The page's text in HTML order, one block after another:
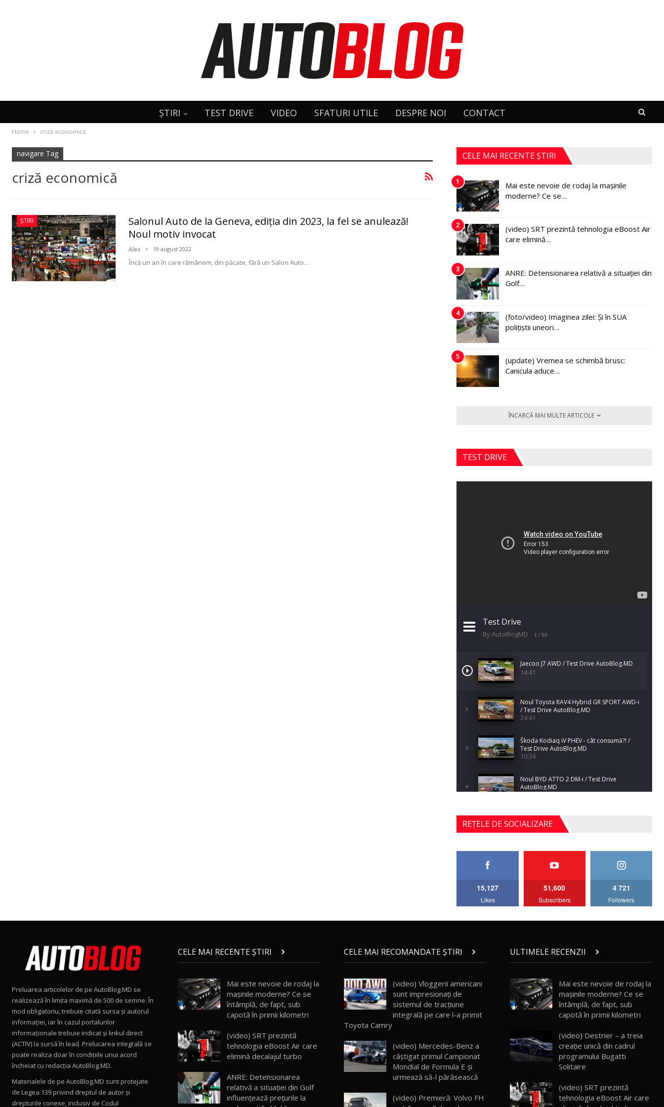
ȘTIRI TEST DRIVE VIDEO SFATURI UTILE DESPRE NOI CONTACT
Home criză economică
navigare Tag
criză economică
ȘTIRI
Salonul Auto de la Geneva, ediţia din 2023, la fel se anulează!
Noul motiv invocat
Alex 19 august 2022
Încă un an în care rămânem, din păcate, fără un Salon Auto…
CELE MAI RECENTE ȘTIRI
1
Mai este nevoie de rodaj la mașinile
moderne? Ce se…
2
(video) SRT prezintă tehnologia eBoost Air
care elimină…
3
ANRE: Detensionarea relativă a situației din
Golf…
4
(foto/video) Imaginea zilei: Și în SUA
polițiștii uneori…
5
(update) Vremea se schimbă brusc:
Canicula aduce…
ÎNCARCĂ MAI MULTE ARTICOLE
TEST DRIVE
Test Drive
By AutoBlogMD 1 / 50
Jaecoo J7 AWD / Test Drive AutoBlog.MD
14:41
2
Noul Toyota RAV4 Hybrid GR SPORT AWD-i
/ Test Drive AutoBlog.MD
24:41
3
Škoda Kodiaq iV PHEV - cât consumă?! /
Test Drive AutoBlog.MD
10:34
4
Noul BYD ATTO 2 DM-i / Test Drive
AutoBlog.MD
5
Noul Mercedes-Benz S-Class facelift (S 580
4MATIC V223) / Test Drive AutoBlog.MD
27:33
AutoBlog.MD
15:08
15:22
10
Mercedes-AMG E 53 HYBRID 4MATIC+ /
Test Drive AutoBlog.MD
11
Noul Volvo ES90 / Test Drive AutoBlog.MD
27:58
Noul MG HS / Test Drive AutoBlog.MD
16:48
REȚELE DE SOCIALIZARE
15,127
Likes
51,600
Subscribers
4 721
Followers
Preluarea articolelor de pe AutoBlog.MD se
realizează în limita maximă de 500 de semne. În
mod obligatoriu, trebuie citată sursa și autorul
informației, iar în cazul portalurilor
informaționale trebuie indicat și linkul direct
(ACTIV) la sursă în lead. Prelucarea integrală se
poate realiza doar în condițiile unui acord
încheiat cu redacţia AutoBlog.MD.
Materialele de pe AutoBlog.MD sunt protejate
de Legea 139 privind dreptul de autor și
drepturile conexe, inclusiv de Codul
CELE MAI RECENTE ȘTIRI
Mai este nevoie de rodaj la
mașinile moderne? Ce se
întâmplă, de fapt, sub
capotă în primii kilometri
(video) SRT prezintă
tehnologia eBoost Air care
elimină decalajul turbo
ANRE: Detensionarea
relativă a situației din Golf
influențează prețurile la
CELE MAI RECOMANDATE ȘTIRI
(video) Vloggerii americani
sunt impresionați de
sistemul de tracţiune
integrală pe care l-a primit
Toyota Camry
(video) Mercedes-Benz a
câştigat primul Campionat
Mondial de Formula E şi
urmează să-l părăsească
(video) Premieră: Volvo FH
ULTIMELE RECENZII
Mai este nevoie de rodaj la
mașinile moderne? Ce se
întâmplă, de fapt, sub
capotă în primii kilometri
(video) Destrier – a treia
creație unică din cadrul
programului Bugatti
Solitaire
(video) SRT prezintă
tehnologia eBoost Air care